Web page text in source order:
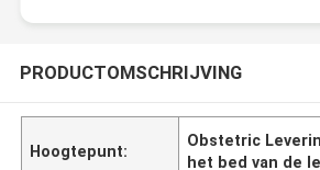
PRODUCTOMSCHRIJVING
Hoogtepunt:
Obstetric
het bed van de